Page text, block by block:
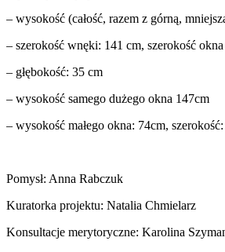
– wysokość (całość, razem z górną,
– szerokość wnęki: 141 cm, szerokość
– głębokość: 35 cm
– wysokość samego dużego okna 147cm
– wysokość małego okna: 74cm,
Pomysł: Anna Rabczuk
Kuratorka projektu: Natalia Chmielarz
Konsultacje merytoryczne: Karolina